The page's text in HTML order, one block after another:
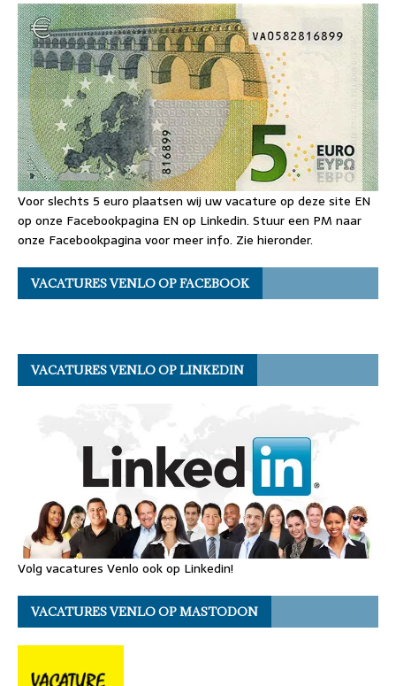
Voor slechts 5 euro plaatsen wij uw vacature op deze site EN
op onze Facebookpagina EN op Linkedin. Stuur een PM naar
onze Facebookpagina voor meer info. Zie hieronder.
VACATURES VENLO OP FACEBOOK
VACATURES VENLO OP LINKEDIN
Volg vacatures Venlo ook op Linkedin!
VACATURES VENLO OP MASTODON